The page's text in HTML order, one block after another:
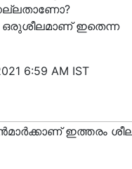
ഇതെന്ന
6:59 AM IST